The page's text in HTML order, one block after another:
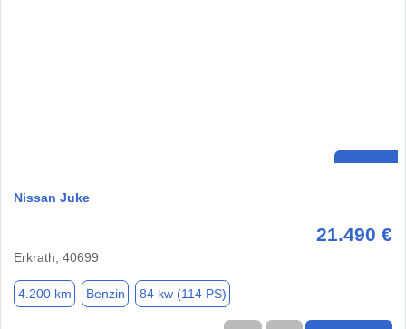
Nissan Juke
21.490 €
Erkrath, 40699
4.200 km Benzin 84 kw (114 PS)